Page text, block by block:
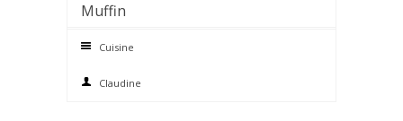
0 comments
Muffin
Cuisine
Claudine